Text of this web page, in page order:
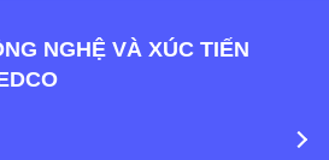
NGHỆ VÀ XÚC TIẾN